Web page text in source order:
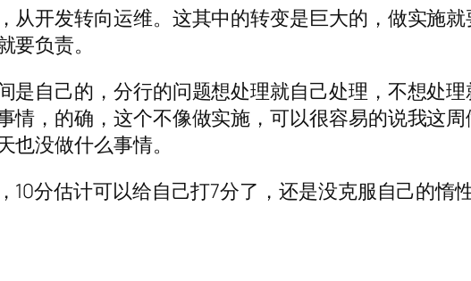
从开发转向运维。这其中的转变是巨大的，做实施
负责。
是自己的，分行的问题想处理就自己处理，不想处
情，的确，这个不像做实施，可以很容易的说我这
没做什么事情。
分估计可以给自己打7分了，还是没克服自己的惰